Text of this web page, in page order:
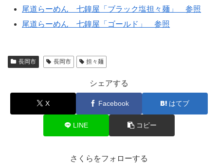
尾道らーめん 七鐘屋「ブラック塩担々麺」 参照
尾道らーめん 七鐘屋「ゴールド」 参照
長岡市 長岡市 担々麺
シェアする
X Facebook はてブ
LINE コピー
さくらをフォローする